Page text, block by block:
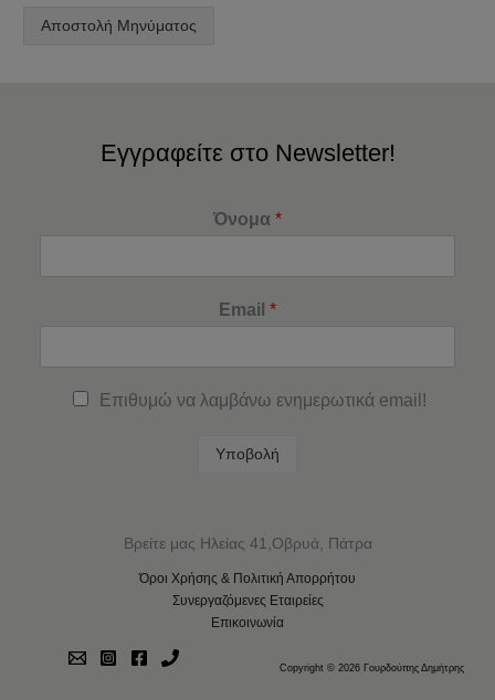
Αποστολή Μηνύματος
Εγγραφείτε στο Newsletter!
Όνομα *
Email *
Επιθυμώ να λαμβάνω ενημερωτικά email!
Υποβολή
Βρείτε μας Ηλείας 41,Οβρυά, Πάτρα
Όροι Χρήσης & Πολιτική Απορρήτου
Συνεργαζόμενες Εταιρείες
Επικοινωνία
Copyright © 2026 Γουρδούπης Δημήτρης